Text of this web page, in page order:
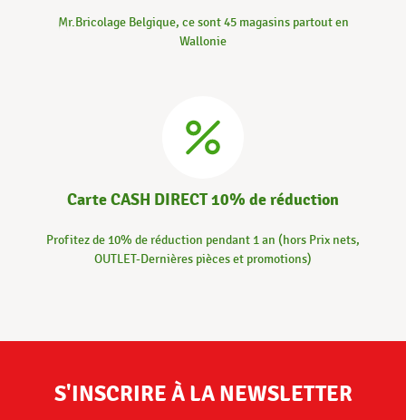
Mr.Bricolage Belgique, ce sont 45 magasins partout en
Wallonie
Carte CASH DIRECT 10% de réduction
Profitez de 10% de réduction pendant 1 an (hors Prix nets,
OUTLET-Dernières pièces et promotions)
S'INSCRIRE À LA NEWSLETTER